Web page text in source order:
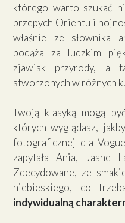
którego warto szukać
przepych Orientu i
właśnie ze słownika
podąża za ludzkim
zjawisk przyrody, a
stworzonych w różnych
Twoją klasyką mogą
których wyglądasz,
fotograficznej dla
zapytała Ania, Jasne
Zdecydowane, ze
niebieskiego, co
indywidualną